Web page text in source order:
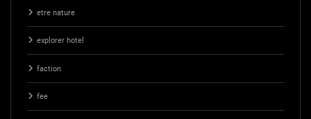
etre nature
explorer hotel
faction
fee